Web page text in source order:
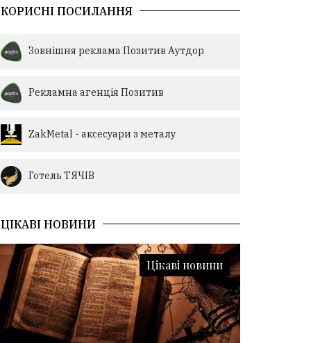
КОРИСНІ ПОСИЛАННЯ
Зовнішня реклама Позитив Аутдор
Рекламна агенція Позитив
ZakMetal - аксесуари з металу
Готель ТЯЧІВ
ЦІКАВІ НОВИНИ
Цікаві новини